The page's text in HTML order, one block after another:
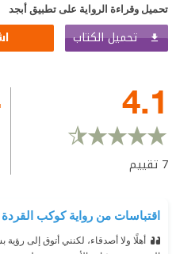
تحميل وقراءة الرواية على تطبيق أبجد
تحميل الكتاب
4.1
7 تقييم
اقتباسات من رواية كوكب القردة
أهلًا ولا أصدقاء، لكنني أتوق إلى